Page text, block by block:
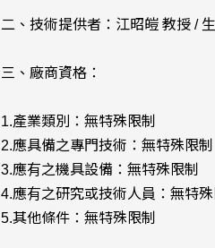
二、技術提供者：江昭皚 教授 /
三、廠商資格：
1.產業類別：無特殊限制
2.應具備之專門技術：無特殊限制
3.應有之機具設備：無特殊限制
4.應有之研究或技術人員：無特殊
5.其他條件：無特殊限制